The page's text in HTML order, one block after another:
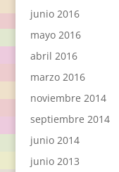
junio 2016
mayo 2016
abril 2016
marzo 2016
noviembre 2014
septiembre 2014
junio 2014
junio 2013